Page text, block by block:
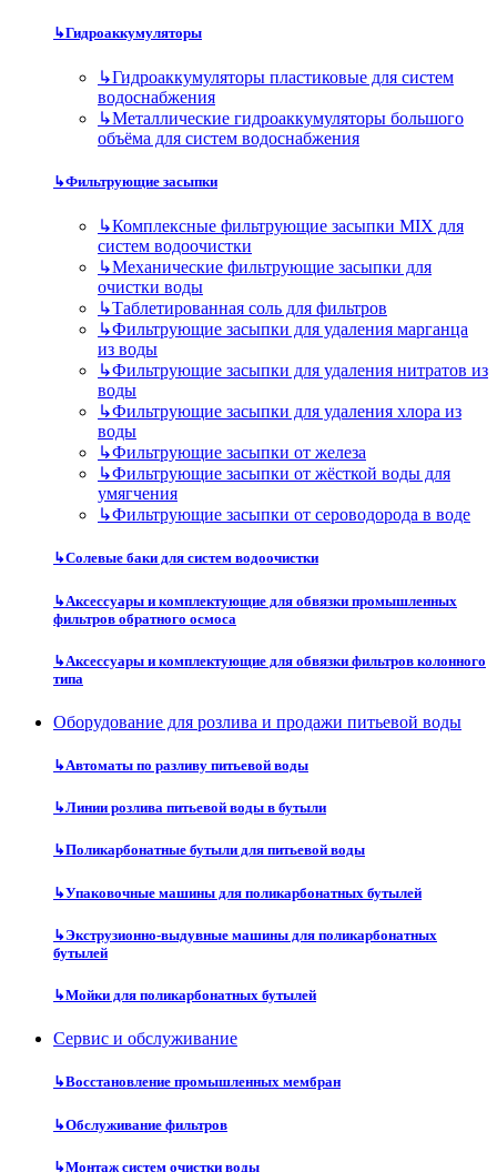
↳Гидроаккумуляторы
↳Гидроаккумуляторы пластиковые для систем
водоснабжения
↳Металлические гидроаккумуляторы большого
объёма для систем водоснабжения
↳Фильтрующие засыпки
↳Комплексные фильтрующие засыпки MIX для
систем водоочистки
↳Механические фильтрующие засыпки для
очистки воды
↳Таблетированная соль для фильтров
↳Фильтрующие засыпки для удаления марганца
из воды
↳Фильтрующие засыпки для удаления нитратов из
воды
↳Фильтрующие засыпки для удаления хлора из
воды
↳Фильтрующие засыпки от железа
↳Фильтрующие засыпки от жёсткой воды для
умягчения
↳Фильтрующие засыпки от сероводорода в воде
↳Солевые баки для систем водоочистки
↳Аксессуары и комплектующие для обвязки промышленных
фильтров обратного осмоса
↳Аксессуары и комплектующие для обвязки фильтров колонного
типа
Оборудование для розлива и продажи питьевой воды
↳Автоматы по разливу питьевой воды
↳Линии розлива питьевой воды в бутыли
↳Поликарбонатные бутыли для питьевой воды
↳Упаковочные машины для поликарбонатных бутылей
↳Экструзионно-выдувные машины для поликарбонатных
бутылей
↳Мойки для поликарбонатных бутылей
Сервис и обслуживание
↳Восстановление промышленных мембран
↳Обслуживание фильтров
↳Монтаж систем очистки воды